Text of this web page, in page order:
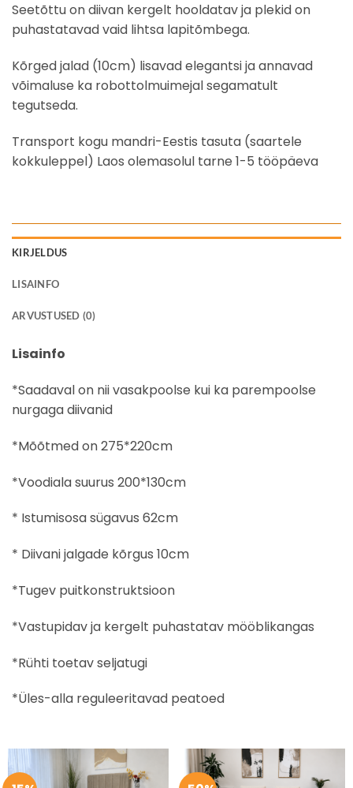
Seetõttu on diivan kergelt hooldatav ja plekid on
puhastatavad vaid lihtsa lapitõmbega.
Kõrged jalad (10cm) lisavad elegantsi ja annavad
võimaluse ka robottolmuimejal segamatult
tegutseda.
Transport kogu mandri-Eestis tasuta (saartele
kokkuleppel) Laos olemasolul tarne 1-5 tööpäeva
KIRJELDUS
LISAINFO
ARVUSTUSED (0)
Lisainfo
*Saadaval on nii vasakpoolse kui ka parempoolse
nurgaga diivanid
*Mõõtmed on 275*220cm
*Voodiala suurus 200*130cm
* Istumisosa sügavus 62cm
* Diivani jalgade kõrgus 10cm
*Tugev puitkonstruktsioon
*Vastupidav ja kergelt puhastatav mööblikangas
*Rühti toetav seljatugi
*Üles-alla reguleeritavad peatoed